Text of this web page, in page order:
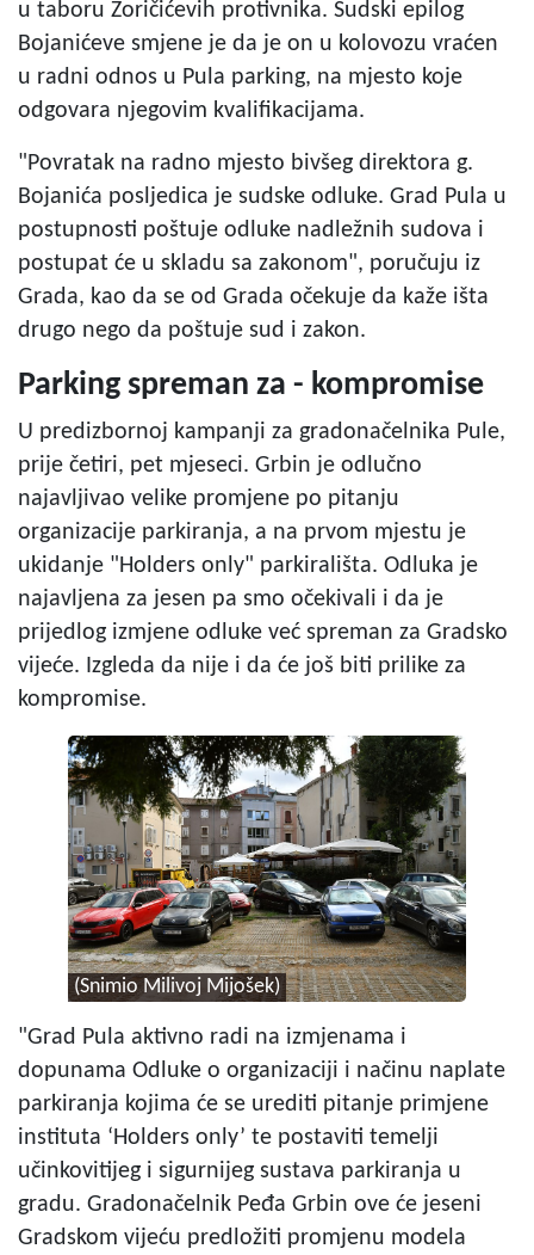
u taboru Zoričićevih protivnika. Sudski epilog
Bojanićeve smjene je da je on u kolovozu vraćen
u radni odnos u Pula parking, na mjesto koje
odgovara njegovim kvalifikacijama.
"Povratak na radno mjesto bivšeg direktora g.
Bojanića posljedica je sudske odluke. Grad Pula u
postupnosti poštuje odluke nadležnih sudova i
postupat će u skladu sa zakonom", poručuju iz
Grada, kao da se od Grada očekuje da kaže išta
drugo nego da poštuje sud i zakon.
Parking spreman za - kompromise
U predizbornoj kampanji za gradonačelnika Pule,
prije četiri, pet mjeseci. Grbin je odlučno
najavljivao velike promjene po pitanju
organizacije parkiranja, a na prvom mjestu je
ukidanje "Holders only" parkirališta. Odluka je
najavljena za jesen pa smo očekivali i da je
prijedlog izmjene odluke već spreman za Gradsko
vijeće. Izgleda da nije i da će još biti prilike za
kompromise.
(Snimio Milivoj Mijošek)
"Grad Pula aktivno radi na izmjenama i
dopunama Odluke o organizaciji i načinu naplate
parkiranja kojima će se urediti pitanje primjene
instituta ‘Holders only’ te postaviti temelji
učinkovitijeg i sigurnijeg sustava parkiranja u
gradu. Gradonačelnik Peđa Grbin ove će jeseni
Gradskom vijeću predložiti promjenu modela